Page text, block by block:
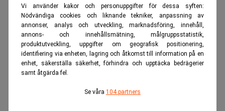
Vi använder kakor och personuppgifter för dessa syften:
Nödvändiga cookies och liknande tekniker, anpassning av
annonser, analys och utveckling, marknadsföring, innehåll,
annons- och innehållsmätning, målgruppsstatistik,
produktutveckling, uppgifter om geografisk positionering,
identifiering via enheten, lagring och åtkomst till information på en
enhet, säkerställa säkerhet, förhindra och upptäcka bedrägerier
samt åtgärda fel.
Se våra 104 partners